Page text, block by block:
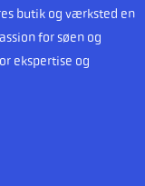
butik og værksted en
for søen og
ekspertise og